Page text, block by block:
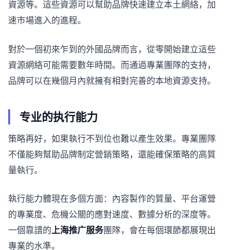
資源等。這些資源可以幫助品牌快速建立本土網絡，加
速市場進入的進程。
對於一個初來乍到的外國品牌而言，從零開始建立這些
資源網絡可能需要數年時間。而通過專業團隊的支持，
品牌可以在幾個月內就擁有相對完善的本地資源支持。
专业的执行能力
策略再好，如果執行不到位也難以產生效果。專業團隊
不僅能夠幫助品牌制定營銷策略，還能確保策略的高質
量執行。
執行能力體現在多個方面：內容製作的質量、平台運營
的專業度、危機公關的應對速度、數據分析的深度等。
一個靠譜的上海推广服务團隊，會在每個環節都展現出
專業的水準。